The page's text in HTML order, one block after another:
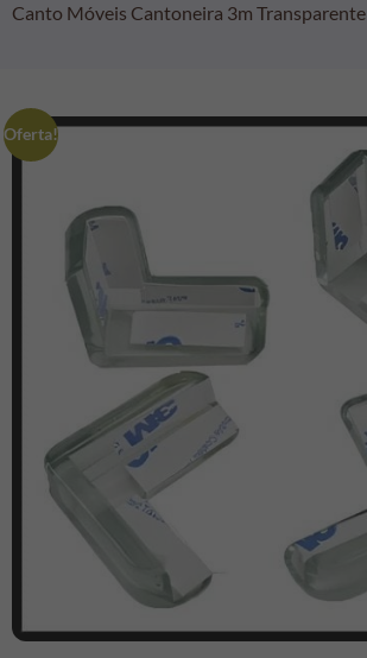
Canto Móveis Cantoneira 3m Transparente
Oferta!